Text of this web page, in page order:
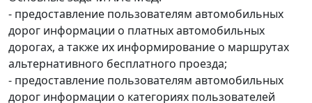
- предоставление пользователям автомобильных
дорог информации о платных автомобильных
дорогах, а также их информирование о маршрутах
альтернативного бесплатного проезда;
- предоставление пользователям автомобильных
дорог информации о категориях пользователей